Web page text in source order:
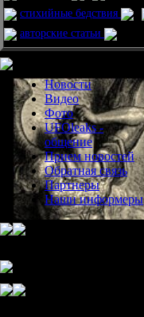
стихийные бедствия
авторские статьи
Новости
Видео
Фото
UFOleaks -
общение
Прием новостей
Обратная связь
Партнеры
Наши информеры